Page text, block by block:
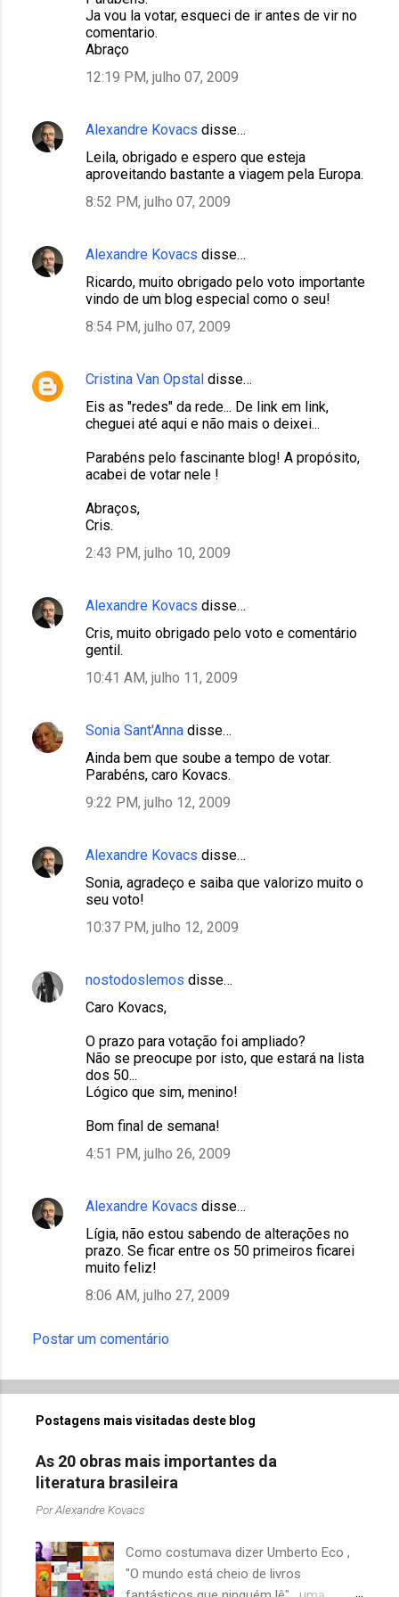
Ja vou la votar, esqueci de ir antes de vir no
comentario.
Abraço
12:19 PM, julho 07, 2009
Alexandre Kovacs disse…
Leila, obrigado e espero que esteja
aproveitando bastante a viagem pela Europa.
8:52 PM, julho 07, 2009
Alexandre Kovacs disse…
Ricardo, muito obrigado pelo voto importante
vindo de um blog especial como o seu!
8:54 PM, julho 07, 2009
Cristina Van Opstal disse…
Eis as "redes" da rede... De link em link,
cheguei até aqui e não mais o deixei...
Parabéns pelo fascinante blog! A propósito,
acabei de votar nele !
Abraços,
Cris.
2:43 PM, julho 10, 2009
Alexandre Kovacs disse…
Cris, muito obrigado pelo voto e comentário
gentil.
10:41 AM, julho 11, 2009
Sonia Sant'Anna disse…
Ainda bem que soube a tempo de votar.
Parabéns, caro Kovacs.
9:22 PM, julho 12, 2009
Alexandre Kovacs disse…
Sonia, agradeço e saiba que valorizo muito o
seu voto!
10:37 PM, julho 12, 2009
nostodoslemos disse…
Caro Kovacs,
O prazo para votação foi ampliado?
Não se preocupe por isto, que estará na lista
dos 50...
Lógico que sim, menino!
Bom final de semana!
4:51 PM, julho 26, 2009
Alexandre Kovacs disse…
Lígia, não estou sabendo de alterações no
prazo. Se ficar entre os 50 primeiros ficarei
muito feliz!
8:06 AM, julho 27, 2009
Postar um comentário
Postagens mais visitadas deste blog
As 20 obras mais importantes da
literatura brasileira
PorAlexandre Kovacs
Como costumava dizer Umberto Eco ,
"O mundo está cheio de livros